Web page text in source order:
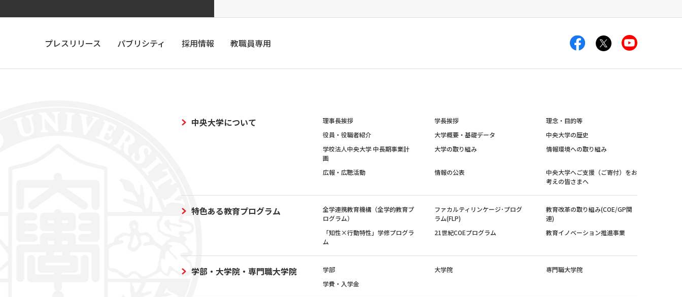
プレスリリース パブリシティ 採用情報 教職員専用
中央大学について 理事長挨拶 学長挨拶
理念・目的等
役員・役職者紹介
大学概要・基礎データ
中央大学の歴史
学校法人中央大学 中長期事業計
画
大学の取り組み 情報環境への取り組み
広報・広聴活動 情報の公表
中央大学へご支援（ご寄付）をお
考えの皆さまへ
特色ある教育プログラム
全学連携教育機構（全学的教育プ
ログラム）
ファカルティリンケージ･プログ
ラム(FLP)
教育改革の取り組み(COE/GP関
連)
「知性×行動特性」学修プログラ
ム
21世紀COEプログラム 教育イノベーション推進事業
学部・大学院・専門職大学院 学部 大学院
専門職大学院
学費・入学金